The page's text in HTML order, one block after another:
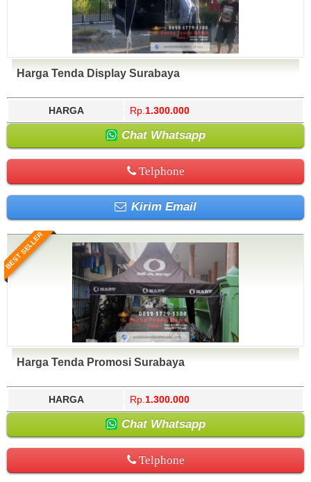
Harga Tenda Display Surabaya
HARGA Rp. 1.300.000
Chat Whatsapp
Telphone
Kirim Email
BEST SELLER
Harga Tenda Promosi Surabaya
HARGA Rp. 1.300.000
Chat Whatsapp
Telphone